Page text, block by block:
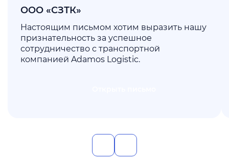
ООО «СЗТК»
Настоящим письмом хотим выразить нашу
признательность за успешное
сотрудничество с транспортной
компанией Adamos Logistic.